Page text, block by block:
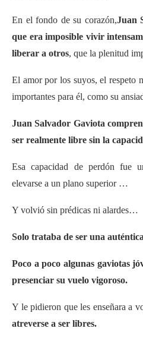
En el fondo de su corazón,Juan
que era imposible vivir
liberar a otros, que la plenitud
El amor por los suyos, el respeto
importantes para él, como su
Juan Salvador Gaviota
ser realmente libre sin la
Esa capacidad de perdón fue
elevarse a un plano superior …
Y volvió sin prédicas ni alardes…
Solo trataba de ser una
Poco a poco algunas gaviotas
presenciar su vuelo vigoroso.
Y le pidieron que les enseñara a
atreverse a ser libres.